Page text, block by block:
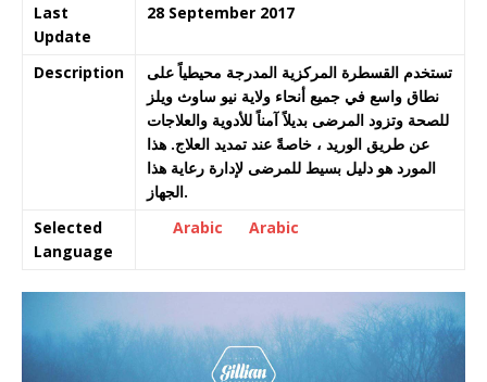
Last
Update
28 September 2017
Description
تستخدم القسطرة المركزية المدرجة محيطياً على
نطاق واسع في جميع أنحاء ولاية نيو ساوث ويلز
للصحة وتزود المرضى بديلاً آمناً للأدوية والعلاجات
عن طريق الوريد ، خاصةً عند تمديد العلاج. هذا
المورد هو دليل بسيط للمرضى لإدارة رعاية هذا
الجهاز.
Selected
Language
Arabic Arabic